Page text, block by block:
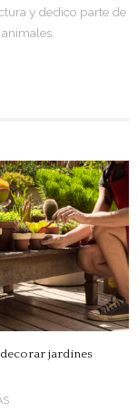
y dedico parte de
jardines